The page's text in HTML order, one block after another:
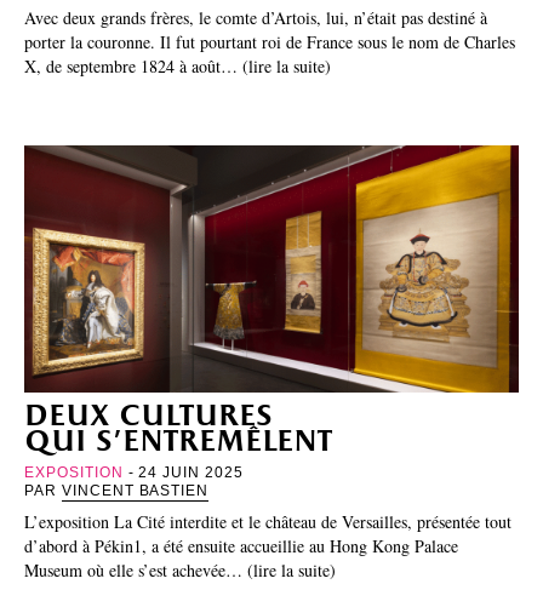
Avec deux grands frères, le comte d’Artois, lui, n’était pas destiné à
porter la couronne. Il fut pourtant roi de France sous le nom de Charles
X, de septembre 1824 à août… (lire la suite)
deux cultures
qui s’entremêlent
EXPOSITION - 24 JUIN 2025
PAR VINCENT BASTIEN
L’exposition La Cité interdite et le château de Versailles, présentée tout
d’abord à Pékin1, a été ensuite accueillie au Hong Kong Palace
Museum où elle s’est achevée… (lire la suite)